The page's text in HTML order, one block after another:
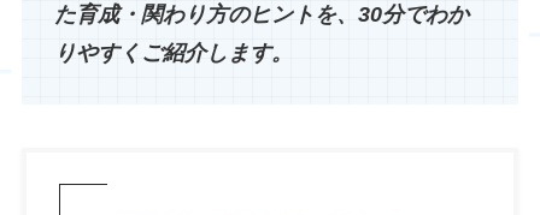
た育成・関わり方のヒントを、30分でわか
りやすくご紹介します。